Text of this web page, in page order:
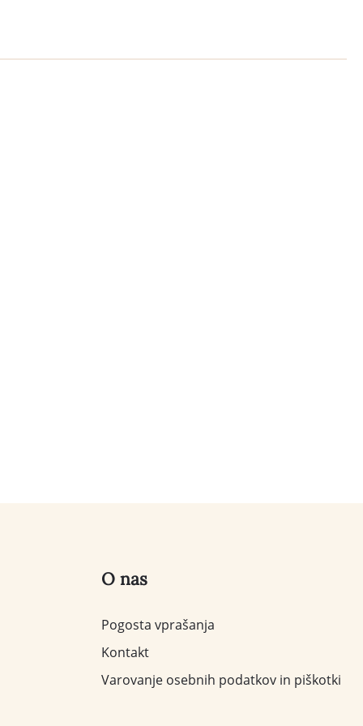
O nas
Pogosta vprašanja
Kontakt
Varovanje osebnih podatkov in piškotki